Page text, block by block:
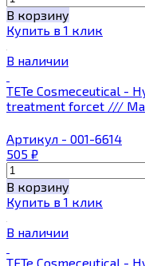
В корзину
Купить в 1 клик
В наличии
TETe Cosmeceutical -
treatment forcet ///
Артикул - 001-6614
505 ₽
В корзину
Купить в 1 клик
В наличии
TETe Cosmeceutical -